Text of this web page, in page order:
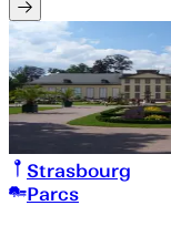
Strasbourg
Parcs